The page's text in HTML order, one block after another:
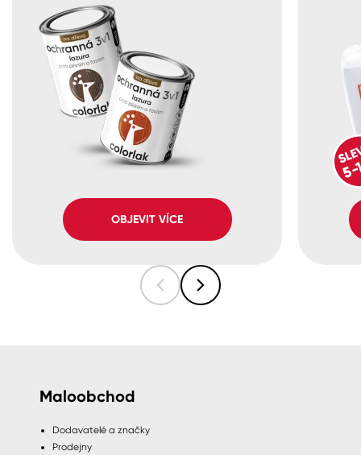
OBJEVIT VÍCE
Maloobchod
Dodavatelé a značky
Prodejny